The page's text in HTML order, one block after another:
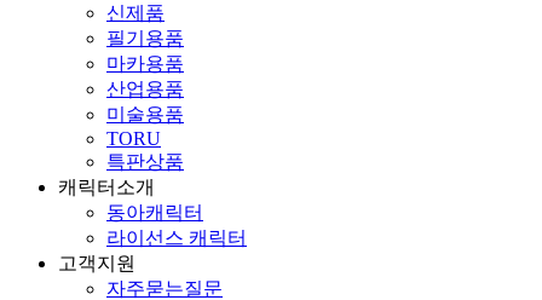
신제품
필기용품
마카용품
산업용품
미술용품
TORU
특판상품
캐릭터소개
동아캐릭터
라이선스 캐릭터
고객지원
자주묻는질문